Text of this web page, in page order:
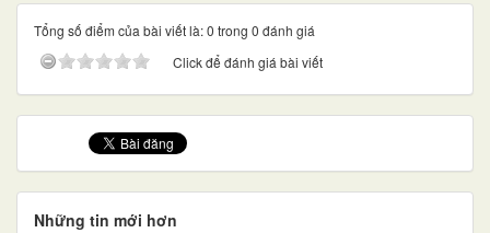
Tổng số điểm của bài viết là: 0 trong 0 đánh giá
Click để đánh giá bài viết
Những tin mới hơn